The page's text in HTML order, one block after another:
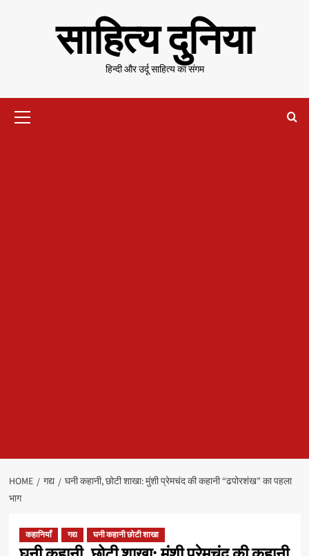
साहित्य दुनिया
हिन्दी और उर्दू साहित्य का संगम
Menu
HOME गद्य
घनी कहानी, छोटी शाखा: मुंशी प्रेमचंद की कहानी “ढपोरशंख” का पहला
भाग
कहानियाँ गद्य घनी कहानी छोटी शाखा